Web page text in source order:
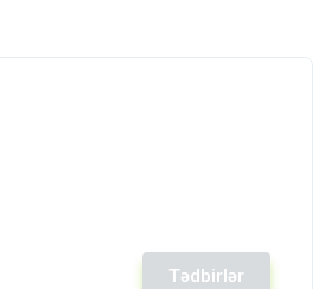
Tədbirlər